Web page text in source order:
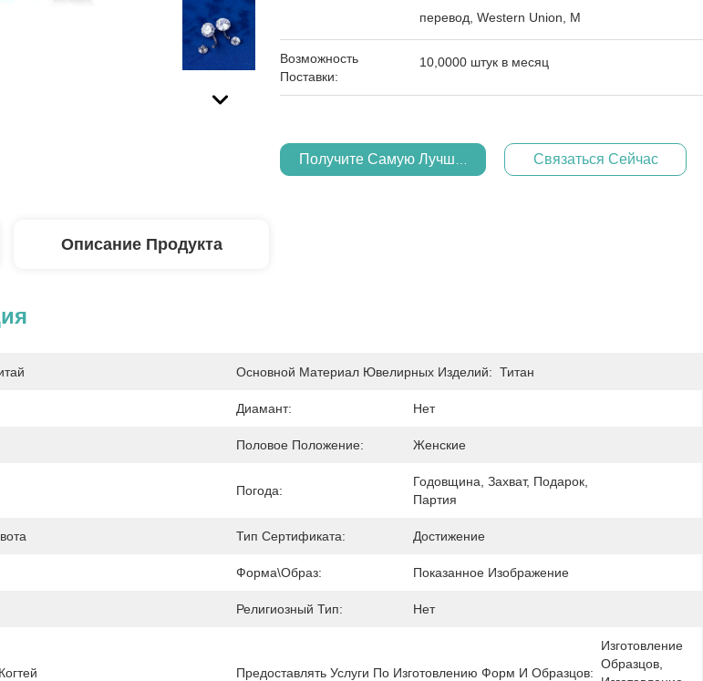
перевод, Western Union, M
Возможность
Поставки:
10,0000 штук в месяц
Получите Самую Лучшую Цену Связаться Сейчас
Описание Продукта
Основной Материал Ювелирных Изделий: Титан
Диамант: Нет
Половое Положение: Женские
Погода:
Годовщина, Захват, Подарок,
Партия
Тип Сертификата: Достижение
Форма\образ: Показанное Изображение
Религиозный Тип: Нет
Предоставлять Услуги По Изготовлению Форм И Образцов:
Изготовление
Образцов,